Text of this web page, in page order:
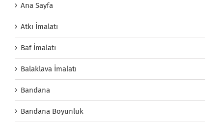
Ana Sayfa
Atkı İmalatı
Baf İmalatı
Balaklava İmalatı
Bandana
Bandana Boyunluk